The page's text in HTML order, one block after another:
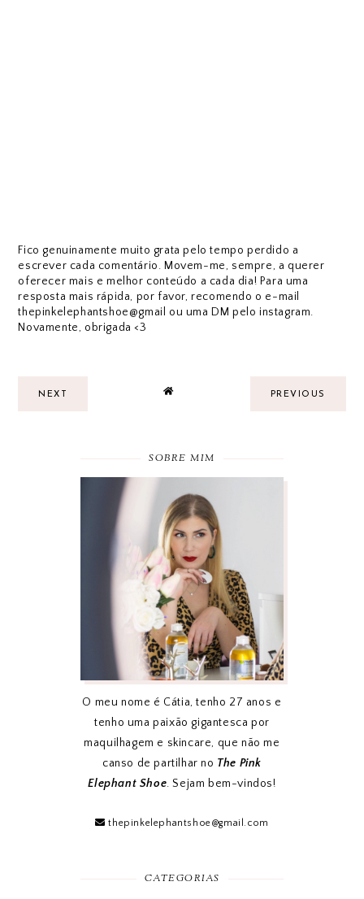
Fico genuinamente muito grata pelo tempo perdido a
escrever cada comentário. Movem-me, sempre, a querer
oferecer mais e melhor conteúdo a cada dia! Para uma
resposta mais rápida, por favor, recomendo o e-mail
thepinkelephantshoe@gmail ou uma DM pelo instagram.
Novamente, obrigada <3
NEXT PREVIOUS
SOBRE MIM
O meu nome é Cátia, tenho 27 anos e
tenho uma paixão gigantesca por
maquilhagem e skincare, que não me
canso de partilhar no The Pink
Elephant Shoe. Sejam bem-vindos!
thepinkelephantshoe@gmail.com
CATEGORIAS